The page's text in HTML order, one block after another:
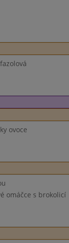
ovoce
omáčce s brokolicí